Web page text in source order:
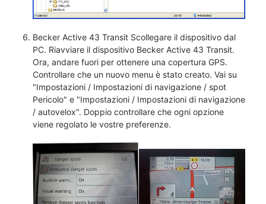
Becker Active 43 Transit Scollegare il dispositivo dal
PC. Riavviare il dispositivo Becker Active 43 Transit.
Ora, andare fuori per ottenere una copertura GPS.
Controllare che un nuovo menu è stato creato. Vai su
"Impostazioni / Impostazioni di navigazione / spot
Pericolo" e "Impostazioni / Impostazioni di navigazione
/ autovelox". Doppio controllare che ogni opzione
viene regolato le vostre preferenze.